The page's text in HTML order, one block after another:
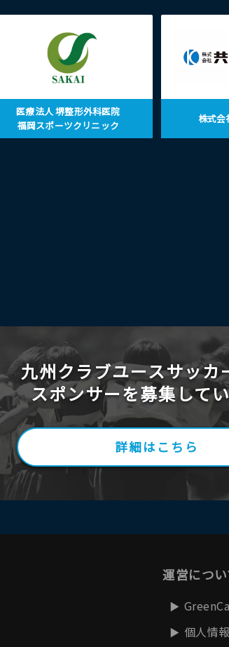
医療法人 堺整形外科医院
福岡スポーツクリニック
株式会
九州クラブユースサッカ
スポンサーを募集して
詳細はこちら
運営につ
個人情